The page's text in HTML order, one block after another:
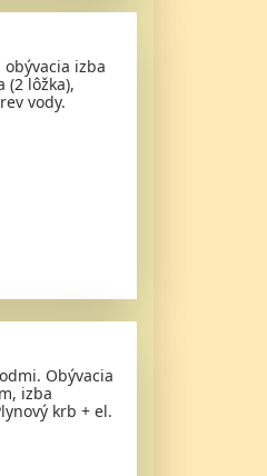
izba
(2 lôžka),
vody.
Obývacia
izba
krb + el.